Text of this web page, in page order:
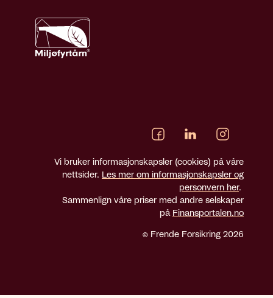
Vi bruker informasjonskapsler (cookies) på våre
nettsider. Les mer om informasjonskapsler og
personvern her.
Sammenlign våre priser med andre selskaper
på Finansportalen.no
© Frende Forsikring 2026